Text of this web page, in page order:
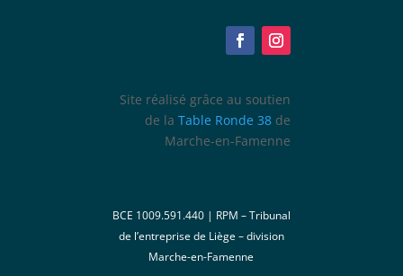
Site réalisé grâce au soutien
de laTable Ronde 38 de
Marche-en-Famenne
BCE 1009.591.440 | RPM – Tribunal
de l’entreprise de Liège – division
Marche-en-Famenne